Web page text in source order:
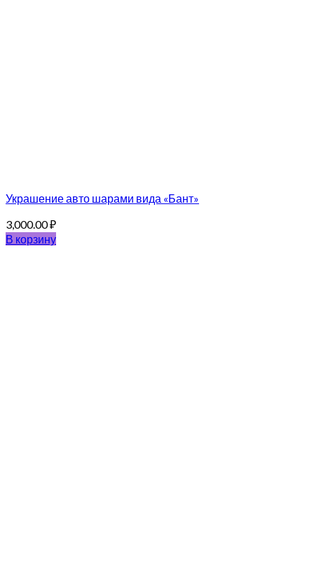
Украшение авто шарами вида «Бант»
3,000.00₽
В корзину